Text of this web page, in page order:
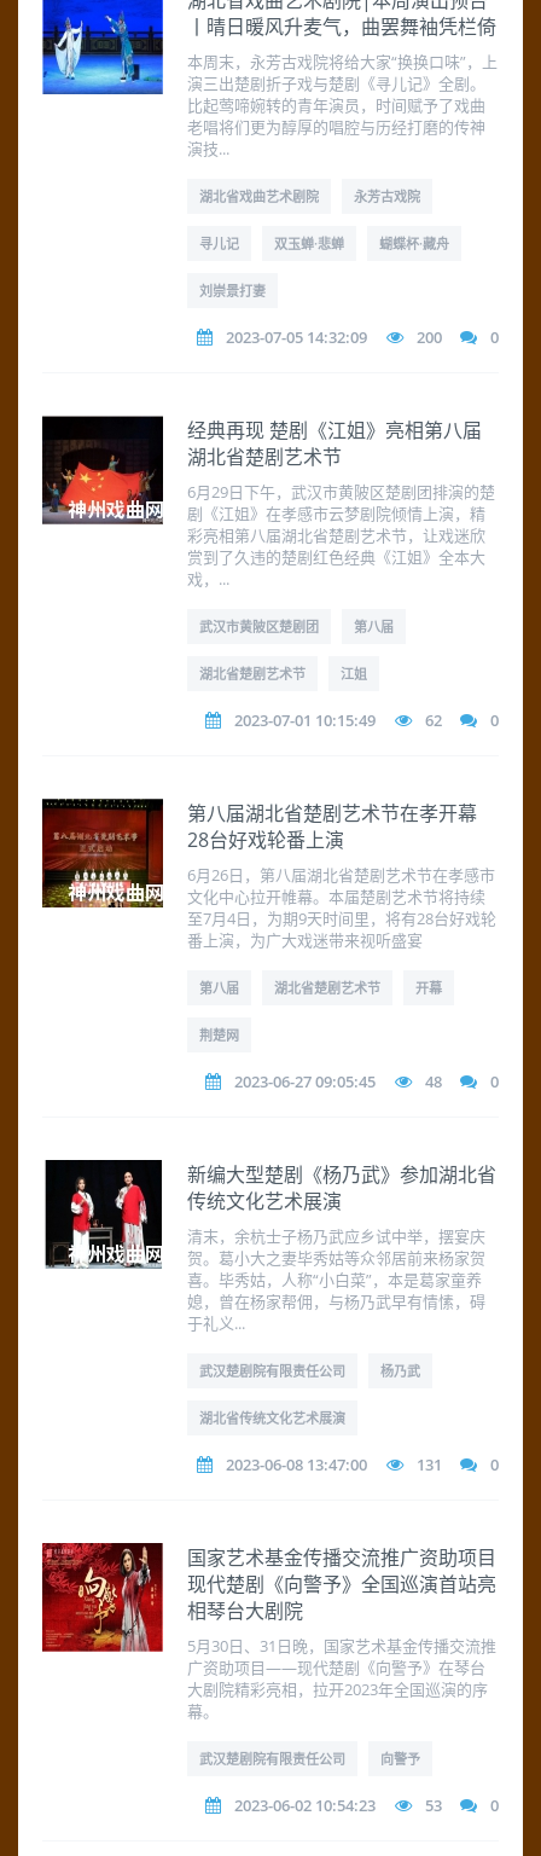
丨晴日暖风升麦气，曲罢舞袖凭栏倚
本周末，永芳古戏院将给大家“换换口味”，上
演三出楚剧折子戏与楚剧《寻儿记》全剧。
比起莺啼婉转的青年演员，时间赋予了戏曲
老唱将们更为醇厚的唱腔与历经打磨的传神
演技...
湖北省戏曲艺术剧院 永芳古戏院
寻儿记 双玉蝉·悲蝉 蝴蝶杯·藏舟
刘崇景打妻
2023-07-05 14:32:09 200 0
经典再现 楚剧《江姐》亮相第八届
湖北省楚剧艺术节
6月29日下午，武汉市黄陂区楚剧团排演的楚
剧《江姐》在孝感市云梦剧院倾情上演，精
彩亮相第八届湖北省楚剧艺术节，让戏迷欣
赏到了久违的楚剧红色经典《江姐》全本大
戏，...
武汉市黄陂区楚剧团 第八届
湖北省楚剧艺术节 江姐
2023-07-01 10:15:49 62 0
第八届湖北省楚剧艺术节在孝开幕
28台好戏轮番上演
6月26日，第八届湖北省楚剧艺术节在孝感市
文化中心拉开帷幕。本届楚剧艺术节将持续
至7月4日，为期9天时间里，将有28台好戏轮
番上演，为广大戏迷带来视听盛宴
第八届 湖北省楚剧艺术节 开幕
荆楚网
2023-06-27 09:05:45 48 0
新编大型楚剧《杨乃武》参加湖北省
传统文化艺术展演
清末，余杭士子杨乃武应乡试中举，摆宴庆
贺。葛小大之妻毕秀姑等众邻居前来杨家贺
喜。毕秀姑，人称“小白菜”，本是葛家童养
媳，曾在杨家帮佣，与杨乃武早有情愫，碍
于礼义...
武汉楚剧院有限责任公司 杨乃武
湖北省传统文化艺术展演
2023-06-08 13:47:00 131 0
国家艺术基金传播交流推广资助项目
现代楚剧《向警予》全国巡演首站亮
相琴台大剧院
5月30日、31日晚，国家艺术基金传播交流推
广资助项目——现代楚剧《向警予》在琴台
大剧院精彩亮相，拉开2023年全国巡演的序
幕。
武汉楚剧院有限责任公司 向警予
2023-06-02 10:54:23 53 0